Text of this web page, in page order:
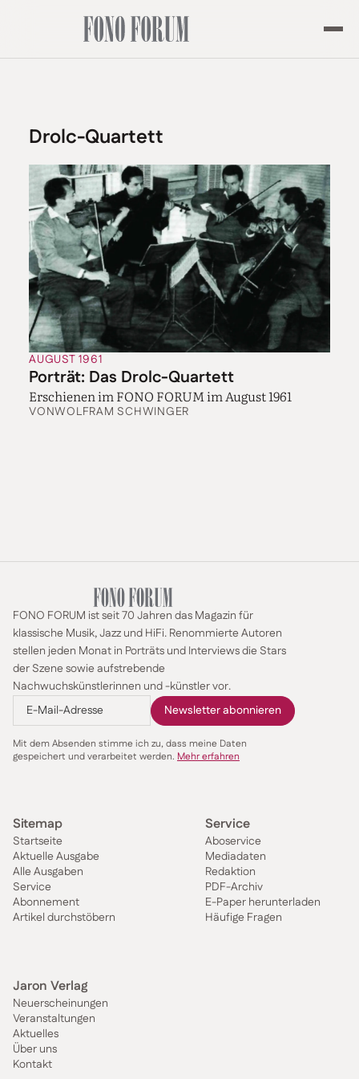
Drolc-Quartett
AUGUST 1961
Porträt: Das Drolc-Quartett
Erschienen im FONO FORUM im August 1961
VONWOLFRAM SCHWINGER
FONO FORUM ist seit 70 Jahren das Magazin für
klassische Musik, Jazz und HiFi. Renommierte Autoren
stellen jeden Monat in Porträts und Interviews die Stars
der Szene sowie aufstrebende
Nachwuchskünstlerinnen und -künstler vor.
Mit dem Absenden stimme ich zu, dass meine Daten
gespeichert und verarbeitet werden. Mehr erfahren
Sitemap
Startseite
Aktuelle Ausgabe
Alle Ausgaben
Service
Abonnement
Artikel durchstöbern
Service
Aboservice
Mediadaten
Redaktion
PDF-Archiv
E-Paper herunterladen
Häufige Fragen
Jaron Verlag
Neuerscheinungen
Veranstaltungen
Aktuelles
Über uns
Kontakt